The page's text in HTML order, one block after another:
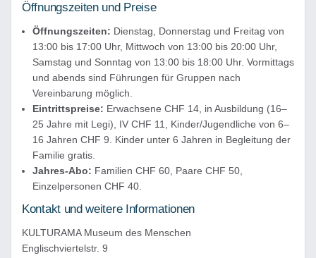
Öffnungszeiten und Preise
Öffnungszeiten: Dienstag, Donnerstag und Freitag von
13:00 bis 17:00 Uhr, Mittwoch von 13:00 bis 20:00 Uhr,
Samstag und Sonntag von 13:00 bis 18:00 Uhr. Vormittags
und abends sind Führungen für Gruppen nach
Vereinbarung möglich.
Eintrittspreise: Erwachsene CHF 14, in Ausbildung (16–
25 Jahre mit Legi), IV CHF 11, Kinder/Jugendliche von 6–
16 Jahren CHF 9. Kinder unter 6 Jahren in Begleitung der
Familie gratis.
Jahres-Abo: Familien CHF 60, Paare CHF 50,
Einzelpersonen CHF 40.
Kontakt und weitere Informationen
KULTURAMA Museum des Menschen
Englischviertelstr. 9